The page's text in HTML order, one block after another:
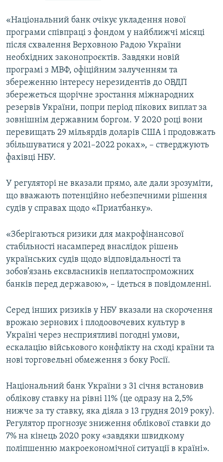
«Національний банк очікує укладення нової
програми співпраці з фондом у найближчі місяці
після схвалення Верховною Радою України
необхідних законопроєктів. Завдяки новій
програмі з МВФ, офіційним залученням та
збереженню інтересу нерезидентів до ОВДП
збережеться щорічне зростання міжнародних
резервів України, попри період пікових виплат за
зовнішнім державним боргом. У 2020 році вони
перевищать 29 мільярдів доларів США і продовжать
збільшуватися у 2021–2022 роках», – стверджують
фахівці НБУ.
У регуляторі не вказали прямо, але дали зрозуміти,
що вважають потенційно небезпечними рішення
судів у справах щодо «Приатбанку».
«Зберігаються ризики для макрофінансової
стабільності насамперед внаслідок рішень
українських судів щодо відповідальності та
зобов’язань ексвласників неплатоспроможних
банків перед державою», – ідеться в повідомленні.
Серед інших ризиків у НБУ вказали на скорочення
врожаю зернових і плодоовочевих культур в
Україні через несприятливі погодні умови,
ескалацію військового конфлікту на сході країни та
нові торговельні обмеження з боку Росії.
Національний банк України з 31 січня встановив
облікову ставку на рівні 11% (це одразу на 2,5%
нижче за ту ставку, яка діяла з 13 грудня 2019 року).
Регулятор прогнозує зниження облікової ставки до
7% на кінець 2020 року «завдяки швидкому
поліпшенню макроекономічної ситуації в країні».